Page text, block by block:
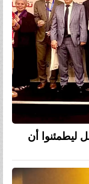
ليطمئنوا أن